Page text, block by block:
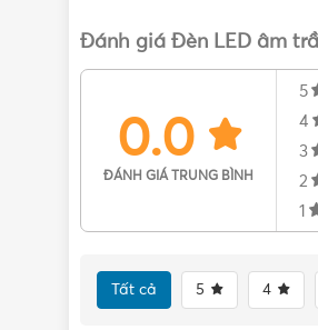
Đánh giá Đèn LED âm
0.0
ĐÁNH GIÁ TRUNG BÌNH
5
4
3
2
1
Tất cả 5 4